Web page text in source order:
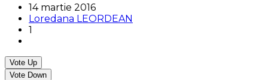
14 martie 2016
Loredana LEORDEAN
1
Vote Up
Vote Down